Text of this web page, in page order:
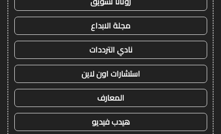
مجلة الابداع
نادي الترددات
استشارات اون لاين
المعارف
هيدب فيديو